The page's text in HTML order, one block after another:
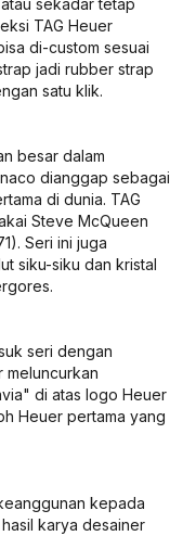
sekadar tetap
TAG Heuer
di-custom sesuai
jadi rubber strap
satu klik.
besar dalam
dianggap sebagai
di dunia. TAG
Steve McQueen
Seri ini juga
siku-siku dan kristal
seri dengan
meluncurkan
di atas logo Heuer
Heuer pertama yang
kepada
karya desainer